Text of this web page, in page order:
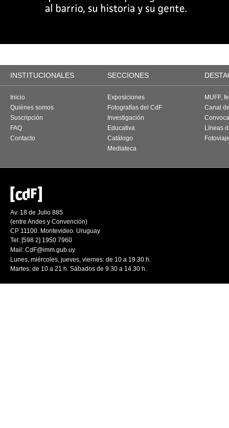
INSTITUCIONALES SECCIONES
Inicio
Quiénes somos
Suscripción
FAQ
Contacto
Exposiciones
Fotografías del CdF
Investigación
Educativa
Catálogo
Mediateca
MUFF,
Canal
Líneas
Av. 18 de Julio 885
(entre Andes y Convención)
CP 11100. Montevideo. Uruguay
Tel: [598 2] 1950 7960
Mail: CdF@imm.gub.uy
Lunes, miércoles, jueves, viernes: de 10 a 19.30 h.
Martes: de 10 a 21 h. Sábados de 9.30 a 14.30 h.